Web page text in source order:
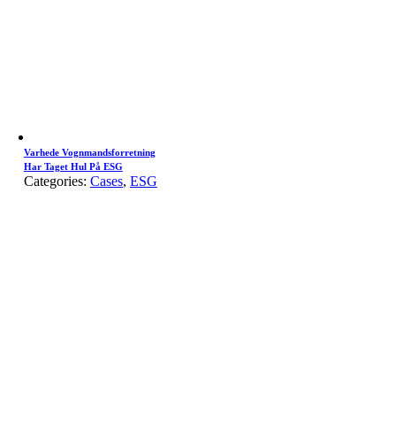
Varhede Vognmandsforretning
Har Taget Hul På ESG
Categories: Cases, ESG